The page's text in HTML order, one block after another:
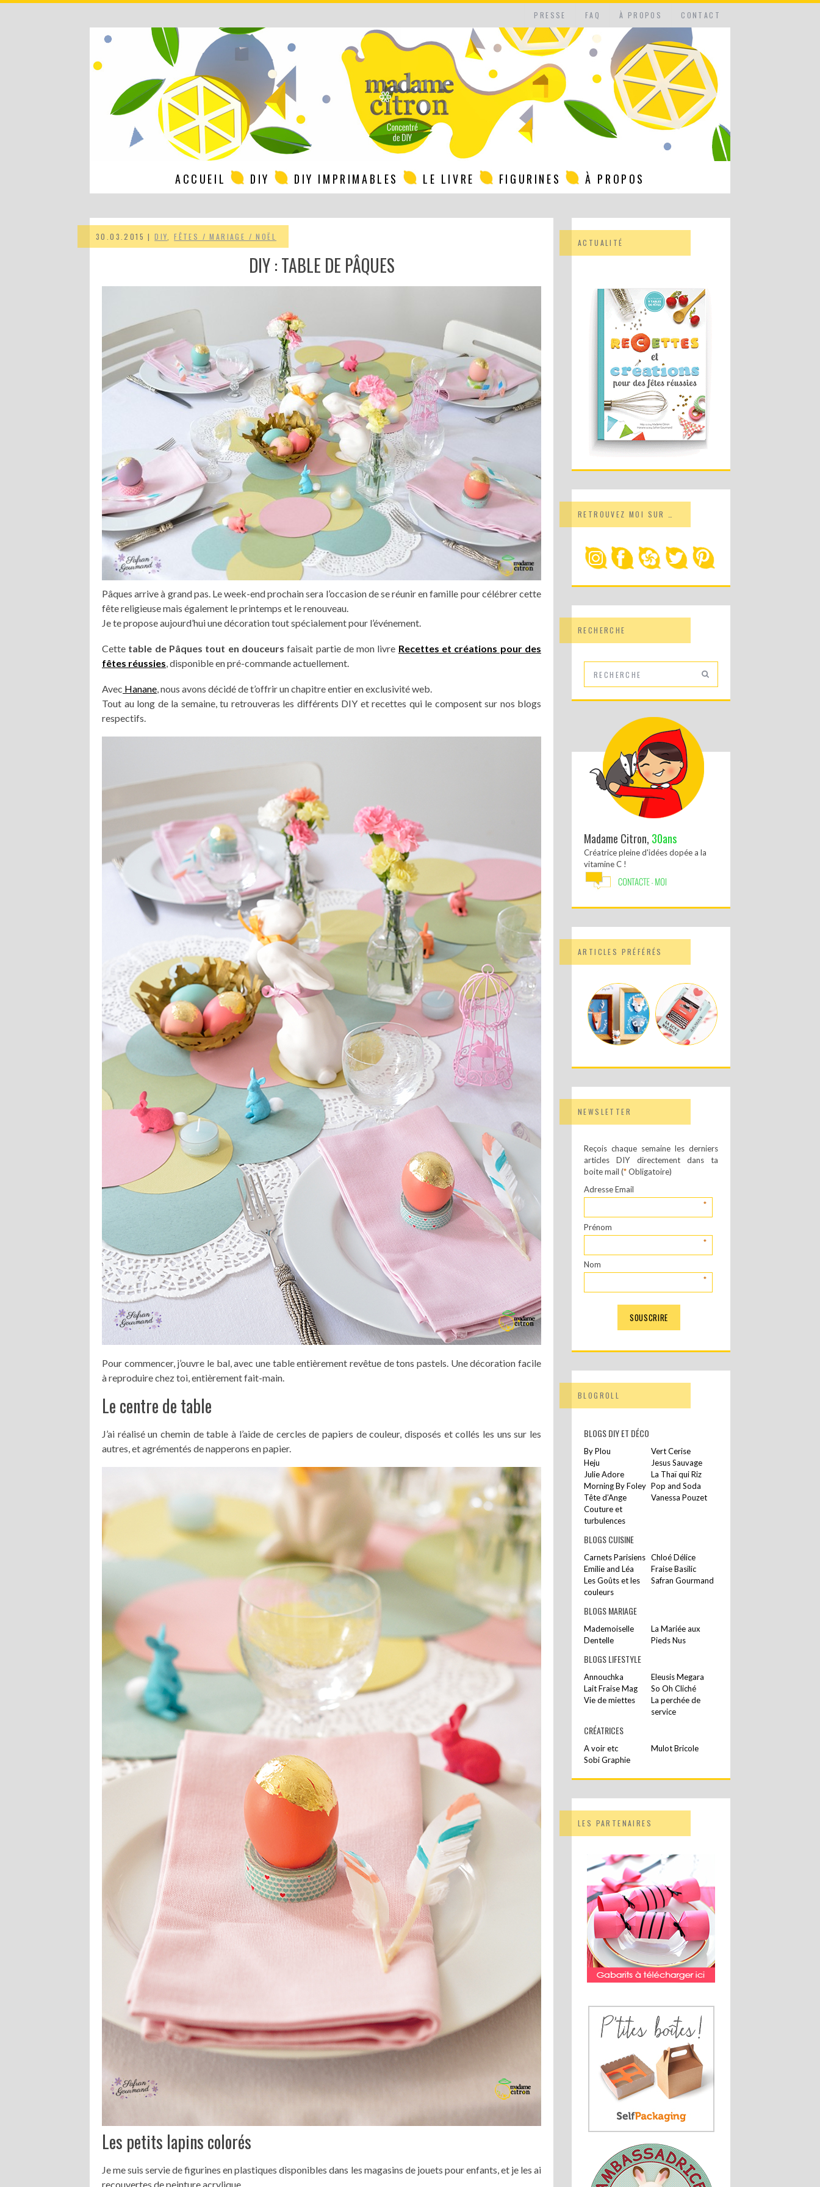
PRESSE FAQ À PROPOS CONTACT
ACCUEIL DIY DIY IMPRIMABLES LE LIVRE FIGURINES À PROPOS
30.03.2015 |DIY ,FÊTES / MARIAGE / NOËL
DIY : TABLE DE PÂQUES
Pâques arrive à grand pas. Le week-end prochain sera l’occasion de se réunir en famille pour célébrer cette
fête religieuse mais également le printemps et le renouveau.
Je te propose aujourd’hui une décoration tout spécialement pour l’événement.
Cette table de Pâques tout en douceurs faisait partie de mon livre Recettes et créations pour des
fêtes réussies, disponible en pré-commande actuellement.
Avec Hanane, nous avons décidé de t’offrir un chapitre entier en exclusivité web.
Tout au long de la semaine, tu retrouveras les différents DIY et recettes qui le composent sur nos blogs
respectifs.
Pour commencer, j’ouvre le bal, avec une table entièrement revêtue de tons pastels. Une décoration facile
à reproduire chez toi, entièrement fait-main.
Le centre de table
J’ai réalisé un chemin de table à l’aide de cercles de papiers de couleur, disposés et collés les uns sur les
autres, et agrémentés de napperons en papier.
Les petits lapins colorés
Je me suis servie de figurines en plastiques disponibles dans les magasins de jouets pour enfants, et je les ai
recouvertes de peinture acrylique.
ACTUALITÉ
RETROUVEZ MOI SUR …
RECHERCHE
Madame Citron, 30ans
Créatrice pleine d'idées dopée a la
vitamine C !
ARTICLES PRÉFÉRÉS
NEWSLETTER
Reçois chaque semaine les derniers
articles DIY directement dans ta
boite mail (*Obligatoire)
Adresse Email
*
Prénom
*
Nom
*
BLOGROLL
BLOGS DIY ET DÉCO
By Plou
Vert Cerise
Heju
Jesus Sauvage
Julie Adore
La Thaï qui Riz
Morning By Foley Pop and Soda
Tête d’Ange
Vanessa Pouzet
Couture et
turbulences
BLOGS CUISINE
Carnets Parisiens Chloé Délice
Emilie and Léa
Fraise Basilic
Les Goûts et les
couleurs
Safran Gourmand
BLOGS MARIAGE
Mademoiselle
Dentelle
La Mariée aux
Pieds Nus
BLOGS LIFESTYLE
Annouchka
Eleusis Megara
Lait Fraise Mag
So Oh Cliché
Vie de miettes
La perchée de
service
CRÉATRICES
A voir etc
Mulot Bricole
Sobi Graphie
LES PARTENAIRES